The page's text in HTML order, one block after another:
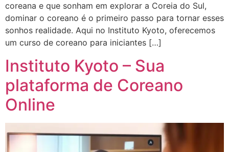
coreana e que sonham em explorar a Coreia do Sul,
dominar o coreano é o primeiro passo para tornar esses
sonhos realidade. Aqui no Instituto Kyoto, oferecemos
um curso de coreano para iniciantes […]
Instituto Kyoto – Sua
plataforma de Coreano
Online